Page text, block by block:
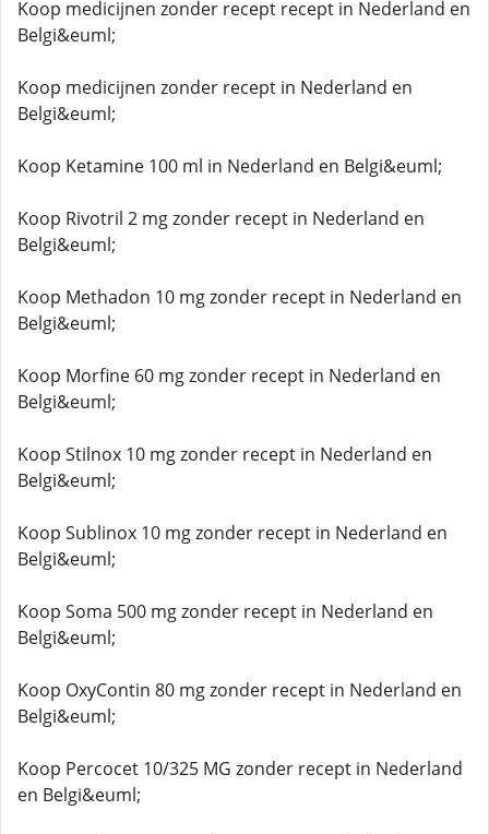
Koop medicijnen zonder recept recept in Nederland en
Belgi&euml;
Koop medicijnen zonder recept in Nederland en
Belgi&euml;
Koop Ketamine 100 ml in Nederland en Belgi&euml;
Koop Rivotril 2 mg zonder recept in Nederland en
Belgi&euml;
Koop Methadon 10 mg zonder recept in Nederland en
Belgi&euml;
Koop Morfine 60 mg zonder recept in Nederland en
Belgi&euml;
Koop Stilnox 10 mg zonder recept in Nederland en
Belgi&euml;
Koop Sublinox 10 mg zonder recept in Nederland en
Belgi&euml;
Koop Soma 500 mg zonder recept in Nederland en
Belgi&euml;
Koop OxyContin 80 mg zonder recept in Nederland en
Belgi&euml;
Koop Percocet 10/325 MG zonder recept in Nederland
en Belgi&euml;